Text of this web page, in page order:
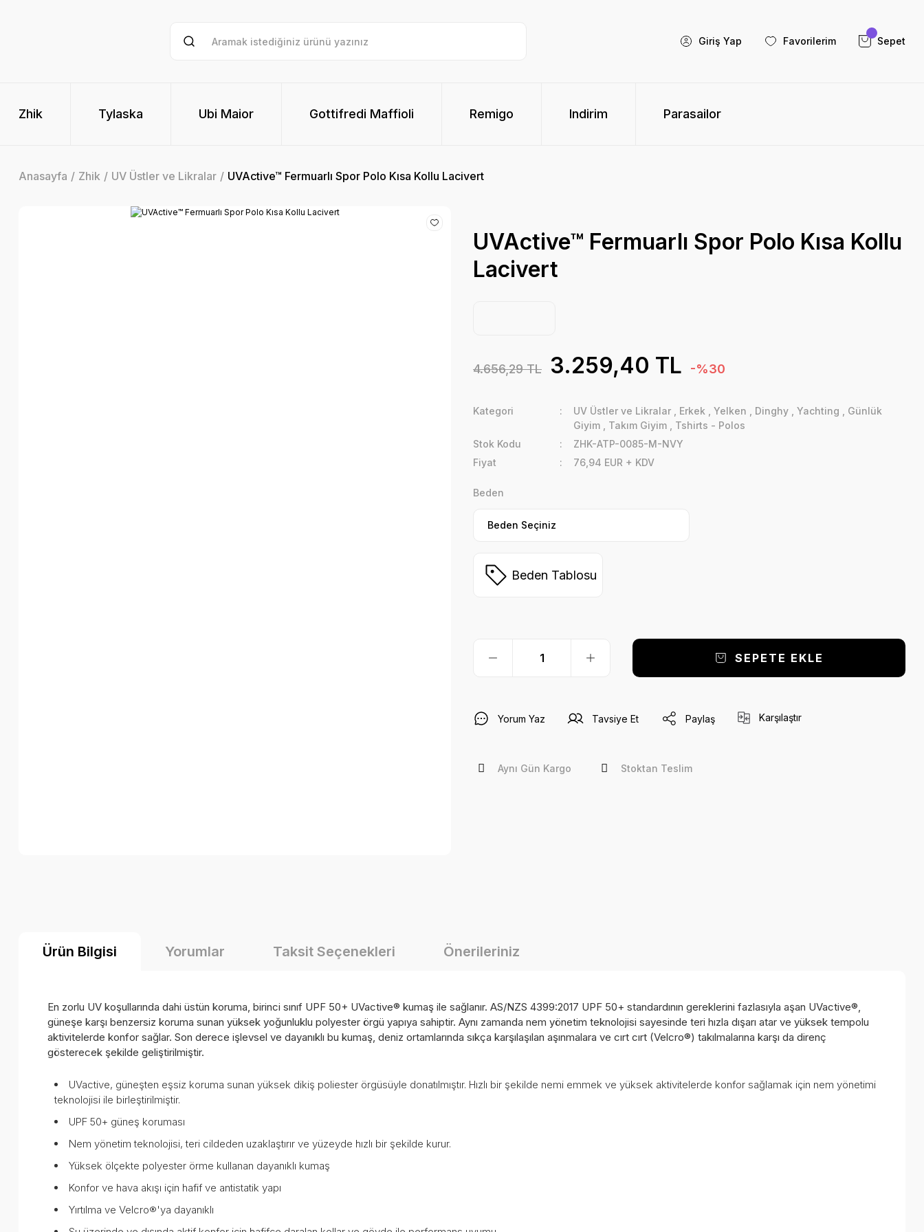
Giriş Yap Favorilerim Sepet
Zhik Tylaska Ubi Maior Gottifredi Maffioli Remigo Indirim Parasailor
Anasayfa Zhik UV Üstler ve Likralar UVActive™ Fermuarlı Spor Polo Kısa Kollu Lacivert
UVActive™ Fermuarlı Spor Polo Kısa Kollu
Lacivert
4.656,29 TL 3.259,40 TL -%30
Kategori UV Üstler ve Likralar Erkek Yelken Dinghy Yachting
Günlük
Giyim
Takım Giyim
Tshirts - Polos
Stok Kodu
ZHK-ATP-0085-M-NVY
Fiyat
76,94 EUR + KDV
Beden
Beden Tablosu
SEPETE EKLE
Yorum Yaz Tavsiye Et Paylaş Karşılaştır
Aynı Gün Kargo Stoktan Teslim
Ürün Bilgisi Yorumlar Taksit Seçenekleri Önerileriniz
En zorlu UV koşullarında dahi üstün koruma, birinci sınıf UPF 50+ UVactive® kumaş ile sağlanır. AS/NZS 4399:2017 UPF 50+ standardının gereklerini fazlasıyla aşan UVactive®,
güneşe karşı benzersiz koruma sunan yüksek yoğunluklu polyester örgü yapıya sahiptir. Aynı zamanda nem yönetim teknolojisi sayesinde teri hızla dışarı atar ve yüksek tempolu
aktivitelerde konfor sağlar. Son derece işlevsel ve dayanıklı bu kumaş, deniz ortamlarında sıkça karşılaşılan aşınmalara ve cırt cırt (Velcro®) takılmalarına karşı da direnç
gösterecek şekilde geliştirilmiştir.
UVactive, güneşten eşsiz koruma sunan yüksek dikiş poliester örgüsüyle donatılmıştır. Hızlı bir şekilde nemi emmek ve yüksek aktivitelerde konfor sağlamak için nem yönetimi
teknolojisi ile birleştirilmiştir.
UPF 50+ güneş koruması
Nem yönetim teknolojisi, teri cildeden uzaklaştırır ve yüzeyde hızlı bir şekilde kurur.
Yüksek ölçekte polyester örme kullanan dayanıklı kumaş
Konfor ve hava akışı için hafif ve antistatik yapı
Yırtılma ve Velcro®'ya dayanıklı